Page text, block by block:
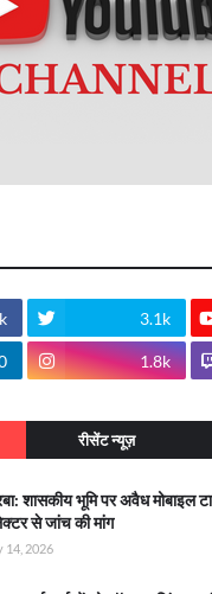
3.1k
1.8k
रीसेंट न्यूज़
शासकीय भूमि पर अवैध मोबाइल
से जांच की मांग
14, 2026